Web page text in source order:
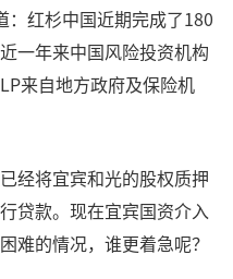
：红杉中国近期完成了180
一年来中国风险投资机构
来自地方政府及保险机
经将宜宾和光的股权质押
贷款。现在宜宾国资介入
难的情况，谁更着急呢？